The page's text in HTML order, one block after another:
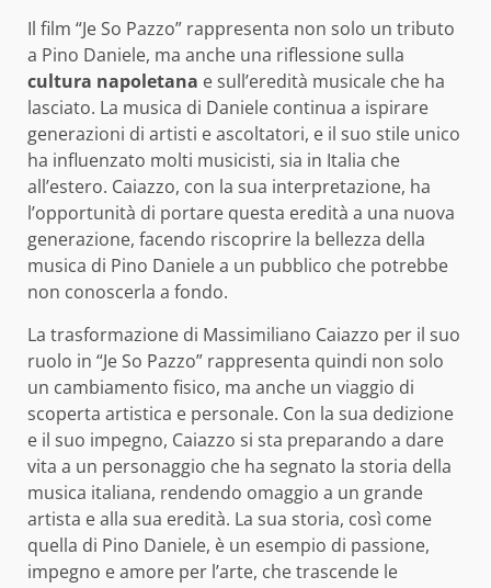
Il film “Je So Pazzo” rappresenta non solo un tributo
a Pino Daniele, ma anche una riflessione sulla
cultura napoletana e sull’eredità musicale che ha
lasciato. La musica di Daniele continua a ispirare
generazioni di artisti e ascoltatori, e il suo stile unico
ha influenzato molti musicisti, sia in Italia che
all’estero. Caiazzo, con la sua interpretazione, ha
l’opportunità di portare questa eredità a una nuova
generazione, facendo riscoprire la bellezza della
musica di Pino Daniele a un pubblico che potrebbe
non conoscerla a fondo.
La trasformazione di Massimiliano Caiazzo per il suo
ruolo in “Je So Pazzo” rappresenta quindi non solo
un cambiamento fisico, ma anche un viaggio di
scoperta artistica e personale. Con la sua dedizione
e il suo impegno, Caiazzo si sta preparando a dare
vita a un personaggio che ha segnato la storia della
musica italiana, rendendo omaggio a un grande
artista e alla sua eredità. La sua storia, così come
quella di Pino Daniele, è un esempio di passione,
impegno e amore per l’arte, che trascende le